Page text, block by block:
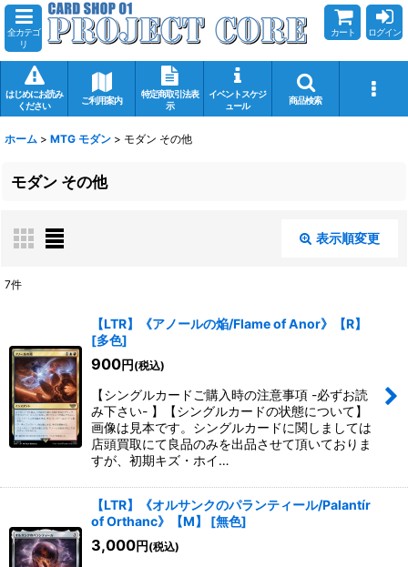
全カテゴ
リ
カート ログイン
はじめにお読み
ください
ご利用案内
特定商取引法表
示
イベントスケジ
ュール
商品検索
ホーム > MTG モダン > モダン その他
モダン その他
表示順変更
在庫あり
並び順:
絞り込む
7件
【LTR】《アノールの焔/Flame of Anor》【R】
[多色]
900円 (税込)
【シングルカードご購入時の注意事項 -必ずお読
み下さい- 】【シングルカードの状態について】
画像は見本です。シングルカードに関しましては
店頭買取にて良品のみを出品させて頂いておりま
すが、初期キズ・ホイ…
【LTR】《オルサンクのパランティール/Palantír
of Orthanc》【M】
[無色]
3,000円 (税込)